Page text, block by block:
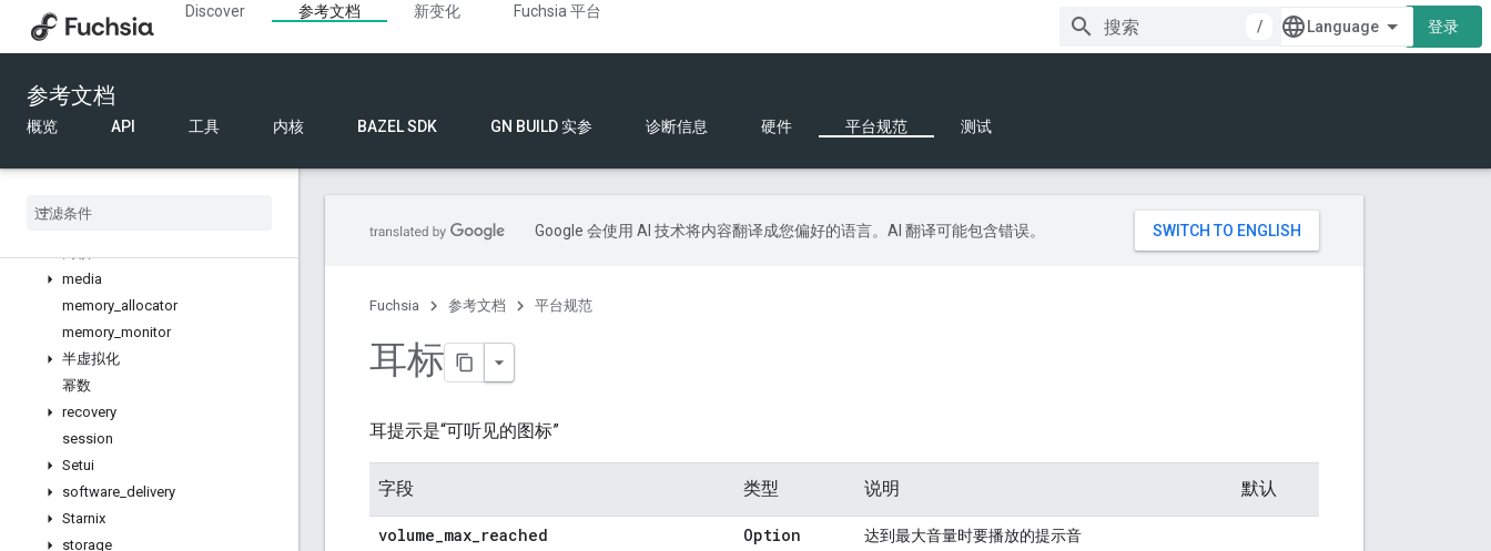
Discover 参考文档 新变化
Fuchsia 平台
/
登录
参考文档
概览 API 工具 内核 BAZEL SDK GN BUILD 实参 诊断信息 硬件 平台规范 测试
example_config
factory_store_providers
字体
health_check
国际版
media
memory allocator
memory monitor
半虚拟化
幂数
recovery
session
Setui
software delivery
Starnix
storage
Google 会使用 AI 技术将内容翻译成您偏好的语言。AI 翻译可能包含错误。
Fuchsia 参考文档 平台规范
耳标
耳提示是“可听见的图标”
字段 类型 说明 默认
volume_max_reached Option 达到最大音量时要播放的提示音